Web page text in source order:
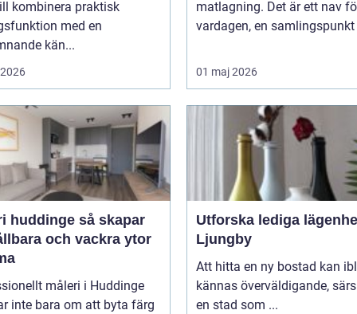
kombinera praktisk
med en
kän...
matlagning. Det är ett nav
vardagen, en
01 maj 2026
så skapar
och vackra ytor
måleri i Huddinge
inte bara om att byta färg
Utforska lediga
Ljungby
Att hitta en ny bostad kan
kännas överväldigande,
en stad som ...